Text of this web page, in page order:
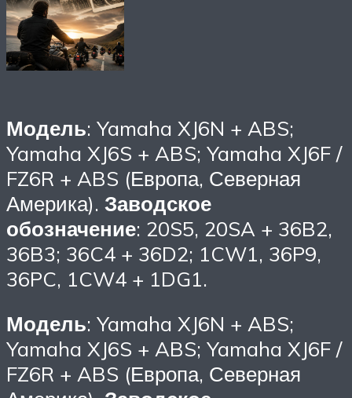
Модель: Yamaha XJ6N + ABS;
Yamaha XJ6S + ABS; Yamaha XJ6F /
FZ6R + ABS (Европа, Северная
Америка). Заводское
обозначение: 20S5, 20SA + 36B2,
36B3; 36C4 + 36D2; 1CW1, 36P9,
36PC, 1CW4 + 1DG1.
Модель: Yamaha XJ6N + ABS;
Yamaha XJ6S + ABS; Yamaha XJ6F /
FZ6R + ABS (Европа, Северная